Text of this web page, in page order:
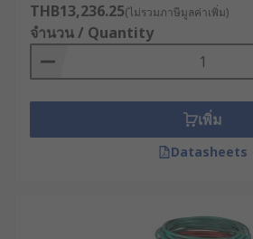
THB13,236.25(ไม่รวมภาษีมูลค่าเพิ่ม)
จำนวน / Quantity
เพิ่ม
Datasheets